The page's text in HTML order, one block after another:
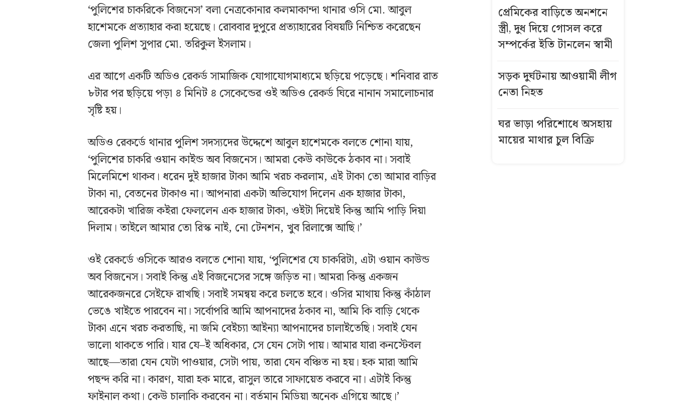
‘পুলিশের চাকরিকে বিজনেস’ বলা নেত্রকোনার কলমাকান্দা থানার ওসি মো. আবুল
হাশেমকে প্রত্যাহার করা হয়েছে। রোববার দুপুরে প্রত্যাহারের বিষয়টি নিশ্চিত করেছেন
জেলা পুলিশ সুপার মো. তরিকুল ইসলাম।
এর আগে একটি অডিও রেকর্ড সামাজিক যোগাযোগমাধ্যমে ছড়িয়ে পড়েছে। শনিবার রাত
৮টার পর ছড়িয়ে পড়া ৪ মিনিট ৪ সেকেন্ডের ওই অডিও রেকর্ড ঘিরে নানান সমালোচনার
সৃষ্টি হয়।
অডিও রেকর্ডে থানার পুলিশ সদস্যদের উদ্দেশে আবুল হাশেমকে বলতে শোনা যায়,
‘পুলিশের চাকরি ওয়ান কাইন্ড অব বিজনেস। আমরা কেউ কাউকে ঠকাব না। সবাই
মিলেমিশে থাকব। ধরেন দুই হাজার টাকা আমি খরচ করলাম, এই টাকা তো আমার বাড়ির
টাকা না, বেতনের টাকাও না। আপনারা একটা অভিযোগ দিলেন এক হাজার টাকা,
আরেকটা খারিজ কইরা ফেললেন এক হাজার টাকা, ওইটা দিয়েই কিন্তু আমি পাড়ি দিয়া
দিলাম। তাইলে আমার তো রিস্ক নাই, নো টেনশন, খুব রিলাক্সে আছি।’
ওই রেকর্ডে ওসিকে আরও বলতে শোনা যায়, ‘পুলিশের যে চাকরিটা, এটা ওয়ান কাউন্ড
অব বিজনেস। সবাই কিন্তু এই বিজনেসের সঙ্গে জড়িত না। আমরা কিন্তু একজন
আরেকজনরে সেইফে রাখছি। সবাই সমন্বয় করে চলতে হবে। ওসির মাথায় কিন্তু কাঁঠাল
ভেঙে খাইতে পারবেন না। সর্বোপরি আমি আপনাদের ঠকাব না, আমি কি বাড়ি থেকে
টাকা এনে খরচ করতাছি, না জমি বেইচ্যা আইন্যা আপনাদের চালাইতেছি। সবাই যেন
ভালো থাকতে পারি। যার যে–ই অধিকার, সে যেন সেটা পায়। আমার যারা কনস্টেবল
আছে—তারা যেন যেটা পাওয়ার, সেটা পায়, তারা যেন বঞ্চিত না হয়। হক মারা আমি
পছন্দ করি না। কারণ, যারা হক মারে, রাসুল তারে সাফায়েত করবে না। এটাই কিন্তু
ফাইনাল কথা। কেউ চালাকি করবেন না। বর্তমান মিডিয়া অনেক এগিয়ে আছে।’
পেছনে কী গল্প
ভিসা নিয়ে বড়
দুঃসংবাদ দিল
যুক্তরাষ্ট্র
হলেন খলনায়ক
ডন
প্রেমিকের বাড়িতে অনশনে
স্ত্রী, দুধ দিয়ে গোসল করে
সম্পর্কের ইতি টানলেন স্বামী
সড়ক দুর্ঘটনায় আওয়ামী লীগ
নেতা নিহত
ঘর ভাড়া পরিশোধে অসহায়
মায়ের মাথার চুল বিক্রি